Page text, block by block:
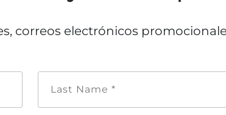
correos electrónicos